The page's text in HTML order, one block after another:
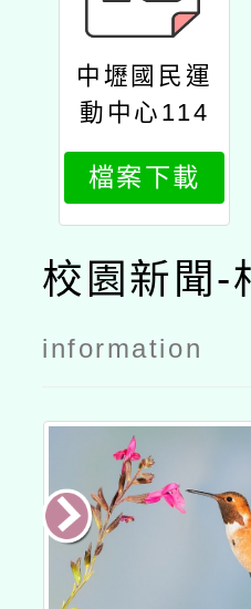
中壢國民運
動中心114
年度暑期兒
童營隊
檔案下載
校園新聞-
information